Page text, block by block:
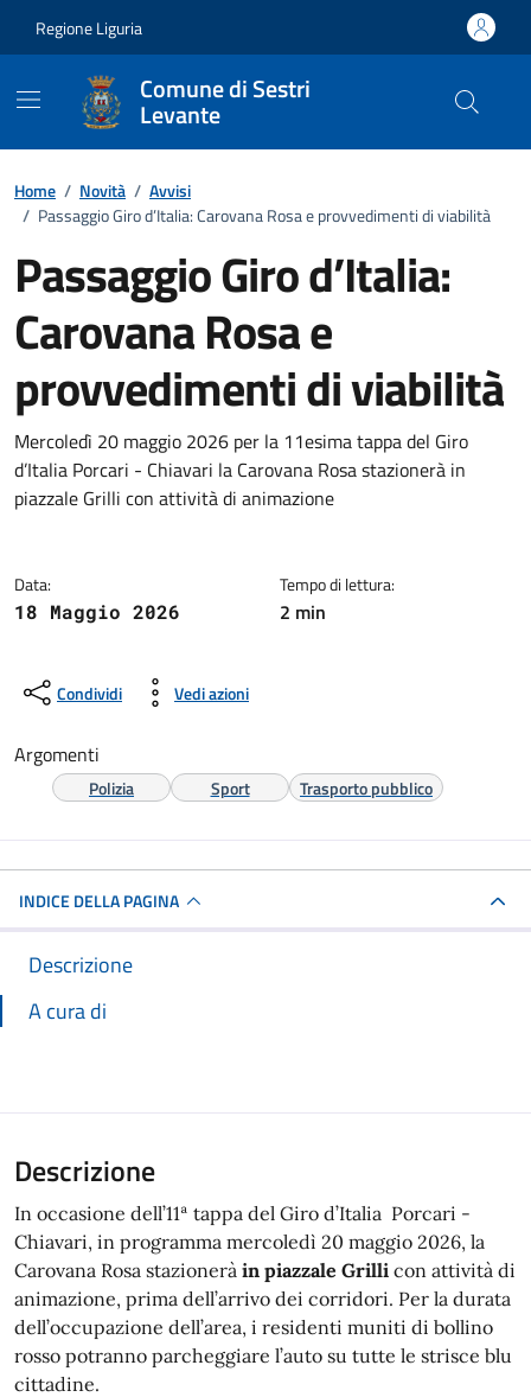
Regione Liguria
Comune di Sestri
Levante
Home / Novità / Avvisi
/ Passaggio Giro d’Italia: Carovana Rosa e provvedimenti di viabilità
Passaggio Giro d’Italia:
Carovana Rosa e
provvedimenti di viabilità
Dettagli della notizia
Mercoledì 20 maggio 2026 per la 11esima tappa del Giro
d’Italia Porcari - Chiavari la Carovana Rosa stazionerà in
piazzale Grilli con attività di animazione
Data:
18 Maggio 2026
Tempo di lettura:
2 min
Condividi Vedi azioni
Argomenti
Polizia Sport Trasporto pubblico
INDICE DELLA PAGINA
Descrizione
A cura di
Descrizione
In occasione dell’11ª tappa del Giro d’Italia Porcari -
Chiavari, in programma mercoledì 20 maggio 2026, la
Carovana Rosa stazionerà in piazzale Grilli con attività di
animazione, prima dell’arrivo dei corridori. Per la durata
dell’occupazione dell’area, i residenti muniti di bollino
rosso potranno parcheggiare l’auto su tutte le strisce blu
cittadine.